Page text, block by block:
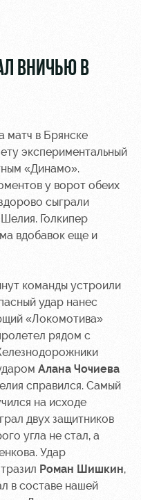
ВНИЧЬЮ В
матч в Брянске
экспериментальный
«Динамо».
у ворот обеих
сыграли
Голкипер
вдобавок еще и
команды устроили
удар нанес
«Локомотива»
рядом с
Алана Чочиева
справился. Самый
на исходе
двух защитников
угла не стал, а
Удар
Роман Шишкин,
в составе нашей